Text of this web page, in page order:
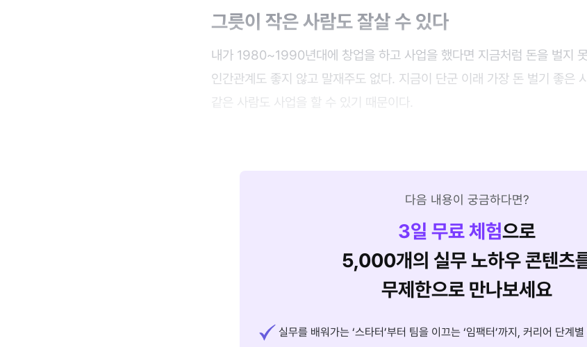
그릇이 작은 사람도 잘살 수 있다
내가 1980~1990년대에 창업을 하고 사업을 했다면 지금처럼 돈을 벌지
인간관계도 좋지 않고 말재주도 없다. 지금이 단군 이래 가장 돈 벌기 좋은
같은 사람도 사업을 할 수 있기 때문이다.
다음 내용이 궁금하다면?
3일 무료 체험으로
5,000개의 실무 노하우 콘텐츠
무제한으로 만나보세요
실무를 배워가는 ‘스타터’부터 팀을 이끄는 ‘임팩터’까지, 커리어 단계